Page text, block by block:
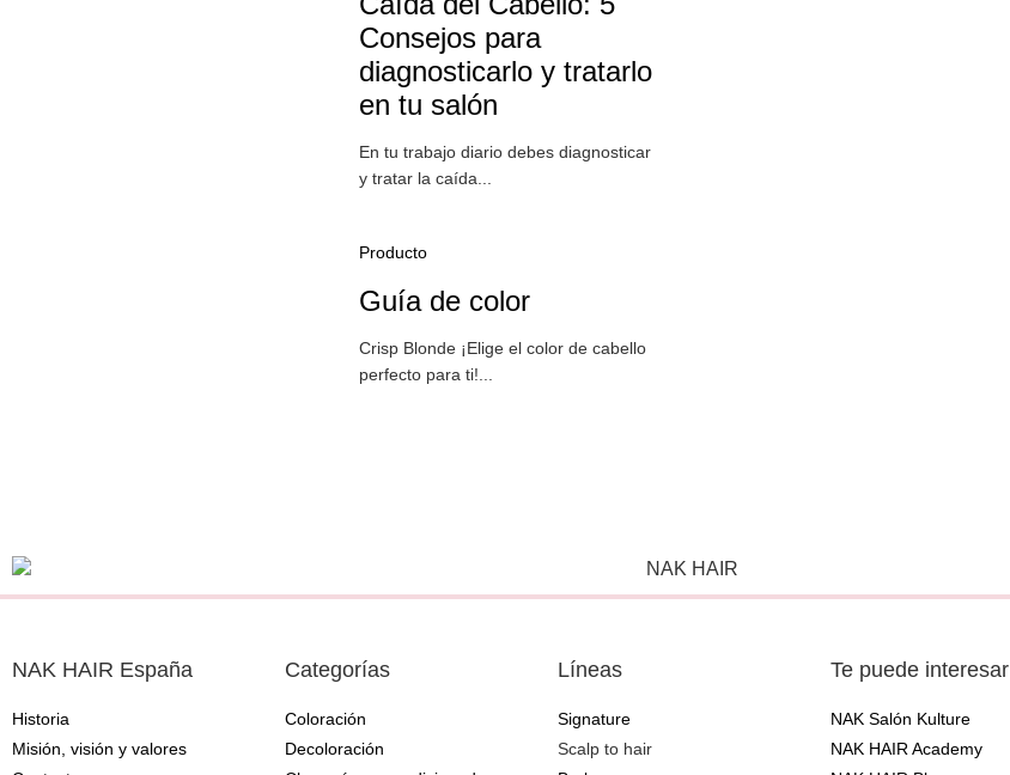
Consejos para
diagnosticarlo y tratarlo
en tu salón
En tu trabajo diario debes diagnosticar
y tratar la caída...
Producto
Guía de color
Crisp Blonde ¡Elige el color de cabello
perfecto para ti!...
NAK HAIR España
Historia
Misión, visión y valores
Categorías
Coloración
Decoloración
Líneas
Signature
Scalp to hair
Te puede interesar
NAK Salón Kulture
NAK HAIR Academy